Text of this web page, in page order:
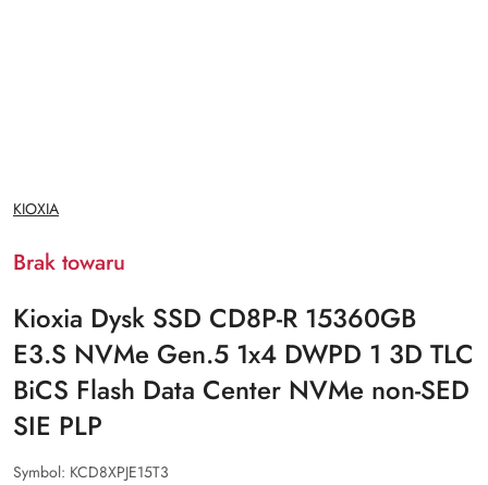
NAZWA
PRODUCENTA:
KIOXIA
Brak towaru
Kioxia Dysk SSD CD8P-R 15360GB
E3.S NVMe Gen.5 1x4 DWPD 1 3D TLC
BiCS Flash Data Center NVMe non-SED
SIE PLP
Symbol: KCD8XPJE15T3